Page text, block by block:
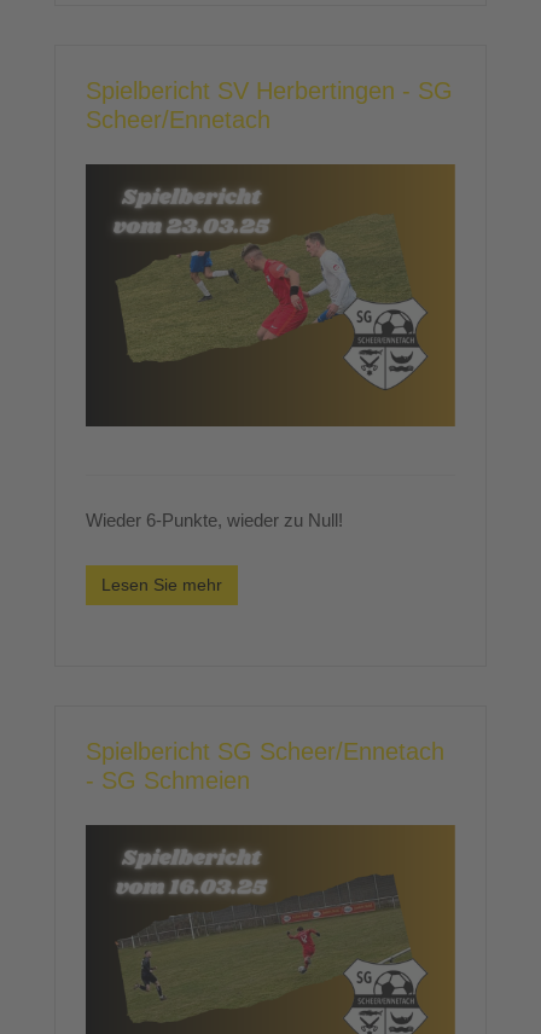
Spielbericht SV Herbertingen - SG
Scheer/Ennetach
Wieder 6-Punkte, wieder zu Null!
Lesen Sie mehr
Spielbericht SG Scheer/Ennetach
- SG Schmeien